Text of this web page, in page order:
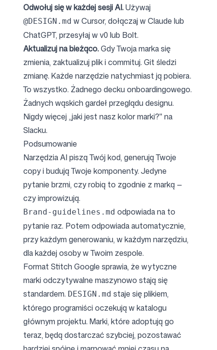
Odwołuj się w każdej sesji AI.Używaj
@DESIGN.md w Cursor, dołączaj w Claude lub
ChatGPT, przesyłaj w v0 lub Bolt.
Aktualizuj na bieżąco.Gdy Twoja marka się
zmienia, zaktualizuj plik i commituj. Git śledzi
zmianę. Każde narzędzie natychmiast ją pobiera.
To wszystko. Żadnego decku onboardingowego.
Żadnych wąskich gardeł przeglądu designu.
Nigdy więcej „jaki jest nasz kolor marki?" na
Slacku.
Podsumowanie
Narzędzia AI piszą Twój kod, generują Twoje
copy i budują Twoje komponenty. Jedyne
pytanie brzmi, czy robią to zgodnie z marką —
czy improwizują.
Brand-guidelines.md odpowiada na to
pytanie raz. Potem odpowiada automatycznie,
przy każdym generowaniu, w każdym narzędziu,
dla każdej osoby w Twoim zespole.
Format Stitch Google sprawia, że wytyczne
marki odczytywalne maszynowo stają się
standardem. DESIGN.md staje się plikiem,
którego programiści oczekują w katalogu
głównym projektu. Marki, które adoptują go
teraz, będą dostarczać szybciej, pozostawać